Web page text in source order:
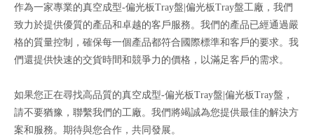
作為一家專業的真空成型-偏光板Tray盤|偏光板Tray盤工廠，我們
致力於提供優質的產品和卓越的客戶服務。我們的產品已經通過嚴
格的質量控制，確保每一個產品都符合國際標準和客戶的要求。我
們還提供快速的交貨時間和競爭力的價格，以滿足客戶的需求。
如果您正在尋找高品質的真空成型-偏光板Tray盤|偏光板Tray盤，
請不要猶豫，聯繫我們的工廠。我們將竭誠為您提供最佳的解決方
案和服務。期待與您合作，共同發展。